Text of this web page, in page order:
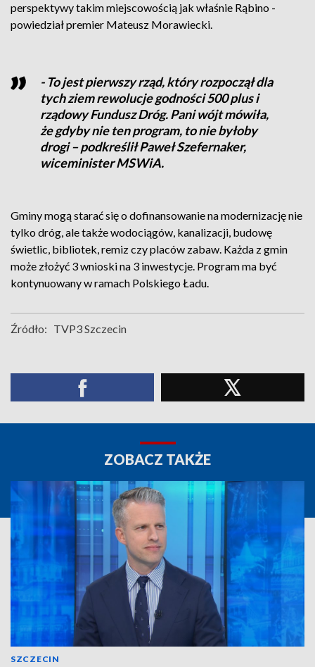
perspektywy takim miejscowością jak właśnie Rąbino -
powiedział premier Mateusz Morawiecki.
- To jest pierwszy rząd, który rozpoczął dla
tych ziem rewolucje godności 500 plus i
rządowy Fundusz Dróg. Pani wójt mówiła,
że gdyby nie ten program, to nie byłoby
drogi – podkreślił Paweł Szefernaker,
wiceminister MSWiA.
Gminy mogą starać się o dofinansowanie na modernizację nie
tylko dróg, ale także wodociągów, kanalizacji, budowę
świetlic, bibliotek, remiz czy placów zabaw. Każda z gmin
może złożyć 3 wnioski na 3 inwestycje. Program ma być
kontynuowany w ramach Polskiego Ładu.
Źródło: TVP3 Szczecin
ZOBACZ TAKŻE
SZCZECIN